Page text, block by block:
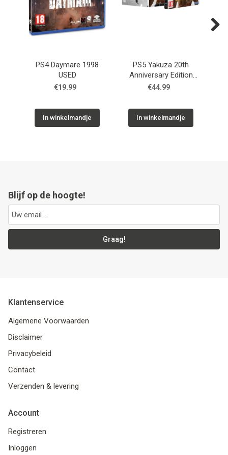
PS4 Daymare 1998
USED
€19.99
In winkelmandje
PS5 Yakuza 20th
Anniversary Edition
USED
€44.99
In winkelmandje
Blijf op de hoogte!
Graag!
Klantenservice
Algemene Voorwaarden
Disclaimer
Privacybeleid
Contact
Verzenden & levering
Account
Registreren
Inloggen